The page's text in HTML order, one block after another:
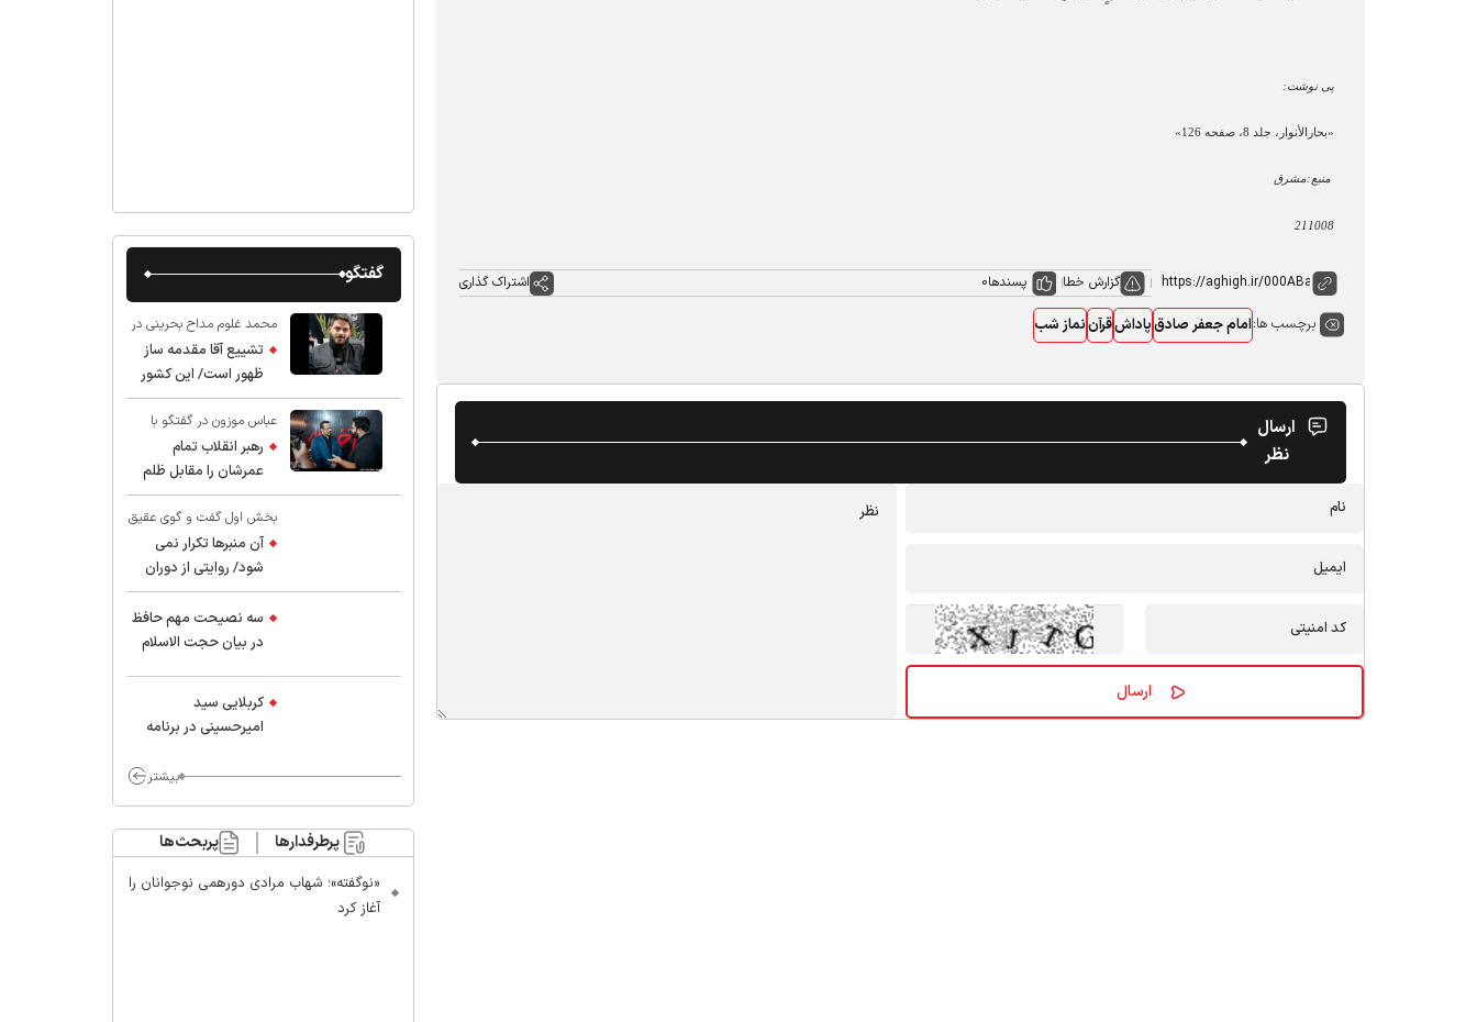
پی نوشت:
«بحارالأنوار، جلد 8، صفحه 126 »
منبع:مشرق
211008
گزارش خطا پسندها0 اشتراک گذاری
برچسب ها:امام جعفر صادقپاداشقرآننماز شب
ارسال
نظر
گفتگو
محمد غلوم مداح بحرینی در
گفت و گو با عقیق:
تشییع آقا مقدمه ساز
ظهور است/ این کشور
صاحب دارد
عباس موزون در گفتگو با
عقیق:رهبر انقلاب تمام
عمرشان را مقابل ظلم
ایستادند پس نباید از
شهادت ایشان شگفت
زده شد
بخش اول گفت و گوی عقیق
با استاد حسین انصاریان:
آن منبرها تکرار نمی
شود/ روایتی از دوران
کودکی و نوجوانی این
واعظ بزرگ و نویسنده و
پژوهشگر جهان اسلام
سه نصیحت مهم حافظ
در بیان حجت الاسلام
کربلایی سید
امیر‌حسینی در برنامه
محسن چاوشی چه
مراقب ماست/ مردم
دهن تفرقه افکنان بزنند
بیشتر
پرطرفدارها پربحث‌ها
«نوگفته»؛ شهاب مرادی دورهمی نوجوانان را
آغاز کرد